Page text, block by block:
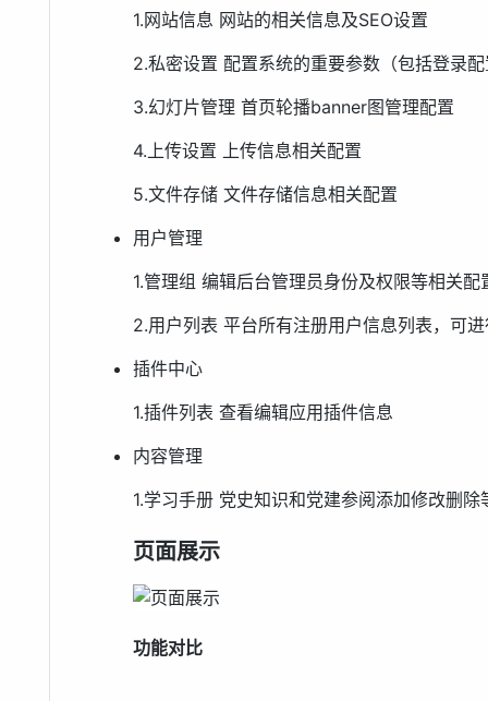
1.网站信息 网站的相关信息及SEO设置
2.私密设置 配置系统的重要参数（包括登录
3.幻灯片管理 首页轮播banner图管理配置
4.上传设置 上传信息相关配置
5.文件存储 文件存储信息相关配置
用户管理
1.管理组 编辑后台管理员身份及权限等相关配
2.用户列表 平台所有注册用户信息列表，可
插件中心
1.插件列表 查看编辑应用插件信息
内容管理
1.学习手册 党史知识和党建参阅添加修改删
页面展示
功能对比